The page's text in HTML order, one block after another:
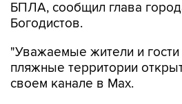
БПЛА, сообщил глава
Богодистов.
"Уважаемые жители и
пляжные территории
своем канале в Max.